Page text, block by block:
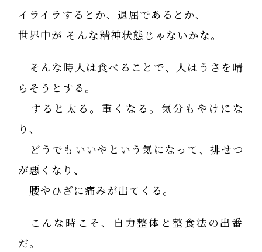
イライラするとか、退屈であるとか、
世界中が そんな精神状態じゃないかな。
そんな時人は食べることで、人はうさを晴
らそうとする。
すると太る。重くなる。気分もやけにな
り、
どうでもいいやという気になって、排せつ
が悪くなり、
腰やひざに痛みが出てくる。
こんな時こそ、自力整体と整食法の出番
だ。